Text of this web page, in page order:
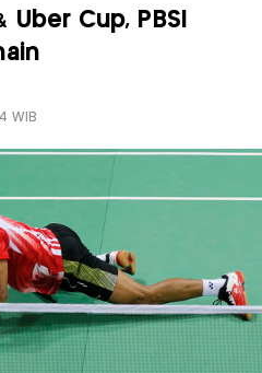
Cup, PBSI
WIB